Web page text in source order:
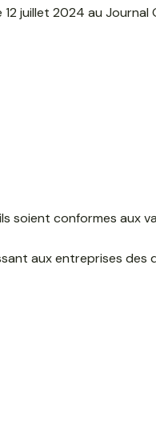
juillet 2024 au Journal
soient conformes aux
aux entreprises des